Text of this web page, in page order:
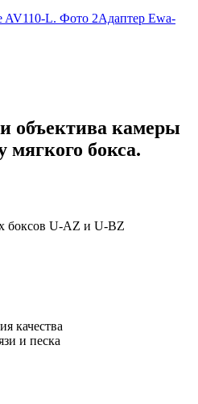
Адаптер Ewa-
объектива камеры
мягкого бокса.
боксов U-AZ и U-BZ